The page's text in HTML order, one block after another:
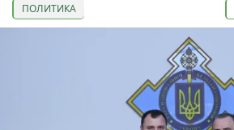
ПОЛИТИКА